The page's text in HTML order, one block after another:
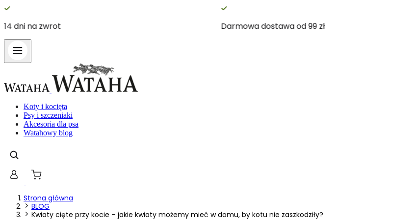
14 dni na zwrot Darmowa dostawa od 99 zł
Koty i kocięta
Psy i szczeniaki
Akcesoria dla psa
Watahowy blog
Strona główna
BLOG
Kwiaty cięte przy kocie – jakie kwiaty możemy mieć w domu, by kotu nie zaszkodziły?